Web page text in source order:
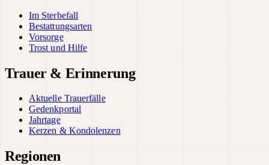
Im Sterbefall
Bestattungsarten
Vorsorge
Trost und Hilfe
Trauer & Erinnerung
Aktuelle Trauerfälle
Gedenkportal
Jahrtage
Kerzen & Kondolenzen
Regionen